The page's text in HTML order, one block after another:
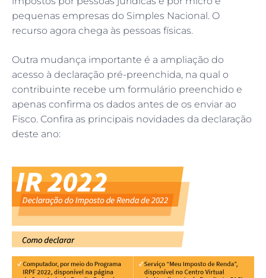
pequenas empresas do Simples Nacional. O
recurso agora chega às pessoas físicas.
Outra mudança importante é a ampliação do
acesso à declaração pré-preenchida, na qual o
contribuinte recebe um formulário preenchido e
apenas confirma os dados antes de os enviar ao
Fisco. Confira as principais novidades da declaração
deste ano: